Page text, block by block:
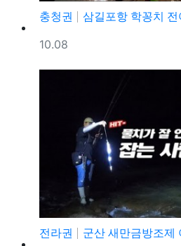
충청권
삼길포항 학꽁치 전
등록일
10.08
전라권
군산 새만금방조제 야간